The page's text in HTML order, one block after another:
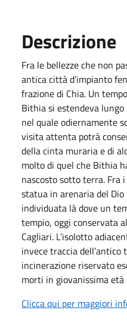
Descrizione
Fra le bellezze che non
antica città d’impianto
frazione di Chia. Un
Bithia si estendeva
nel quale odiernamente
visita attenta potrà
della cinta muraria e di
molto di quel che Bithia
nascosto sotto terra.
statua in arenaria del
individuata là dove un
tempio, oggi conservata
Cagliari. L’isolotto
invece traccia
incinerazione riservato
morti in giovanissima
Clicca qui per maggiori